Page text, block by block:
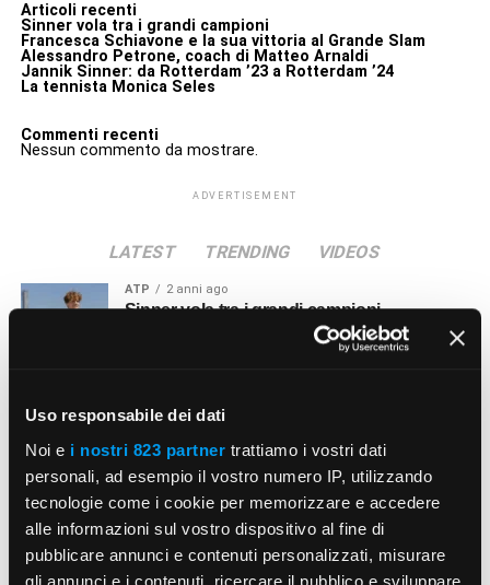
Uso responsabile dei dati
Noi e i nostri 823 partner trattiamo i vostri dati
personali, ad esempio il vostro numero IP, utilizzando
tecnologie come i cookie per memorizzare e accedere
alle informazioni sul vostro dispositivo al fine di
pubblicare annunci e contenuti personalizzati, misurare
gli annunci e i contenuti, ricercare il pubblico e sviluppare
Articoli recenti
Sinner vola tra i grandi campioni
Francesca Schiavone e la sua vittoria al Grande Slam
Alessandro Petrone, coach di Matteo Arnaldi
Jannik Sinner: da Rotterdam ’23 a Rotterdam ’24
La tennista Monica Seles
Commenti recenti
Nessun commento da mostrare.
ADVERTISEMENT
LATEST TRENDING VIDEOS
ATP 2 anni ago
Sinner vola tra i grandi campioni
Francesca Schiavone e la sua vittoria al
ATP 2 anni ago
Alessandro Petrone, coach di Matteo
Arnaldi